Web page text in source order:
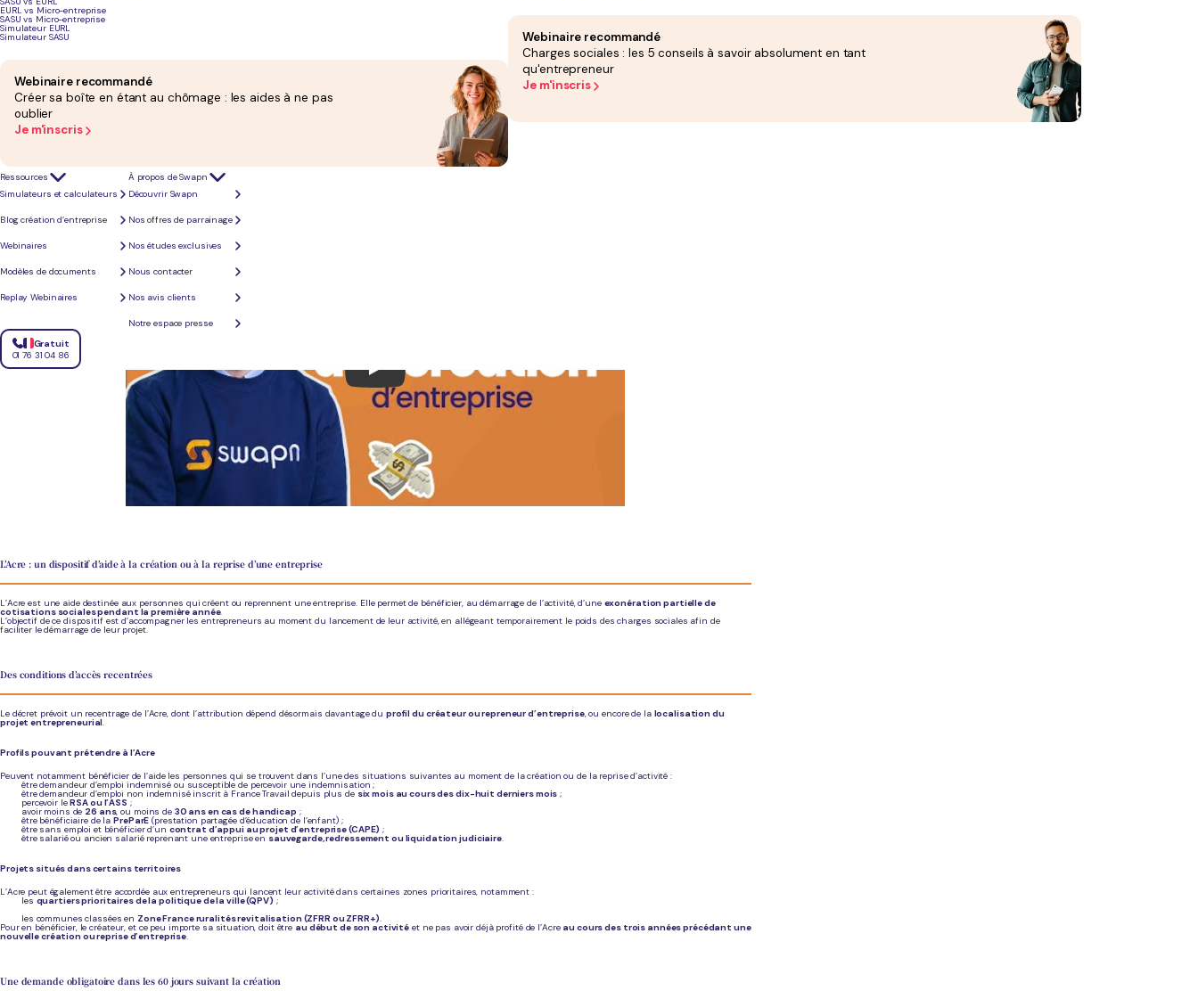
EURL vs Micro-entreprise
SASU vs Micro-entreprise
Simulateur EURL
Simulateur SASU
Webinaire recommandé
Créer sa boîte en étant au chômage : les aides à ne pas
oublier
Je m'inscris
Webinaire recommandé
Charges sociales : les 5 conseils à savoir absolument en tant
qu'entrepreneur
Je m'inscris
Ressources
Simulateurs et calculateurs
Blog création d’entreprise
Webinaires
Modèles de documents
Replay Webinaires
À propos de Swapn
Découvrir Swapn
Nos offres de parrainage
Nos études exclusives
Nous contacter
Nos avis clients
Notre espace presse
Gratuit
01 76 31 04 86
Présentée en Conseil des ministres le 14 octobre 2025, la loi de financement de la Sécurité sociale pour 2026 introduit plusieurs évolutions concernant l’Aide à la création ou à la
reprise d’entreprise (Acre). Ces changements ont été précisés par un décret publié le 6 février 2026, qui modifie certaines modalités du dispositif :
instauration d’un délai de demande de 60 jours ou encore recentrage de l’aide sur certains profils.
Play
L’Acre : un dispositif d’aide à la création ou à la reprise d’une entreprise
L’Acre est une aide destinée aux personnes qui créent ou reprennent une entreprise. Elle permet de bénéficier, au démarrage de l’activité, d’une exonération partielle de
cotisations sociales pendant la première année.
L’objectif de ce dispositif est d’accompagner les entrepreneurs au moment du lancement de leur activité, en allégeant temporairement le poids des charges sociales afin de
faciliter le démarrage de leur projet.
Des conditions d’accès recentrées
Le décret prévoit un recentrage de l’Acre, dont l’attribution dépend désormais davantage du profil du créateur ou repreneur d’entreprise, ou encore de la localisation du
projet entrepreneurial.
Profils pouvant prétendre à l’Acre
Peuvent notamment bénéficier de l’aide les personnes qui se trouvent dans l’une des situations suivantes au moment de la création ou de la reprise d’activité :
être demandeur d’emploi indemnisé ou susceptible de percevoir une indemnisation ;
être demandeur d’emploi non indemnisé inscrit à France Travail depuis plus de six mois au cours des dix-huit derniers mois ;
percevoir leRSA ou l’ASS ;
avoir moins de 26 ans, ou moins de 30 ans en cas de handicap ;
être bénéficiaire de laPreParE (prestation partagée d’éducation de l’enfant) ;
être sans emploi et bénéficier d’un contrat d’appui au projet d’entreprise (CAPE) ;
être salarié ou ancien salarié reprenant une entreprise en sauvegarde, redressement ou liquidation judiciaire.
Projets situés dans certains territoires
L’Acre peut également être accordée aux entrepreneurs qui lancent leur activité dans certaines zones prioritaires, notamment :
les quartiers prioritaires de la politique de la ville (QPV) ;
les communes classées en Zone France ruralités revitalisation (ZFRR ou ZFRR+).
Pour en bénéficier, le créateur, et ce peu importe sa situation, doit être au début de son activité et ne pas avoir déjà profité de l’Acre au cours des trois années précédant une
nouvelle création ou reprise d’entreprise.
Une demande obligatoire dans les 60 jours suivant la création